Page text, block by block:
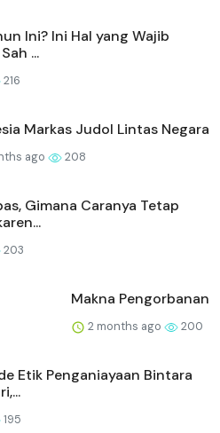
Ini? Ini Hal yang Wajib
...
216
Markas Judol Lintas Negara
ago 208
Gimana Caranya Tetap
203
Makna Pengorbanan
2 months ago 200
Etik Penganiayaan Bintara
195